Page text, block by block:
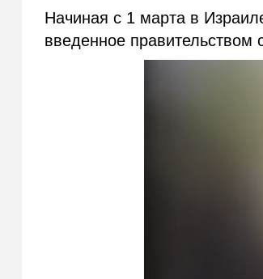
Начиная с 1 марта в
введенное правительством